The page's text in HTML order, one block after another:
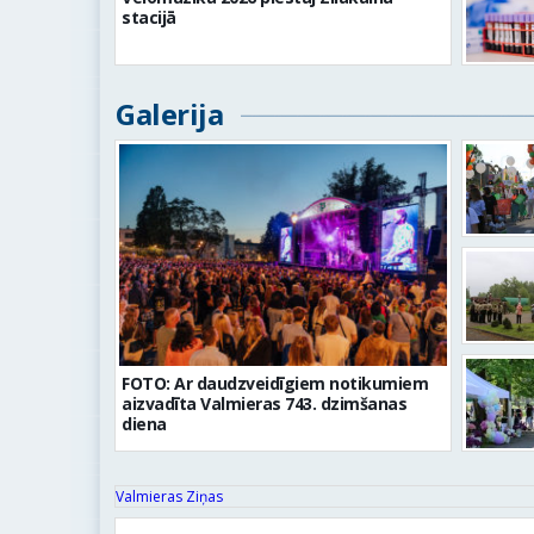
stacijā
Galerija
FOTO: Ar daudzveidīgiem notikumiem
aizvadīta Valmieras 743. dzimšanas
diena
Valmieras Ziņas